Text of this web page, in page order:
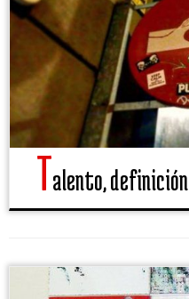
Talento, definición